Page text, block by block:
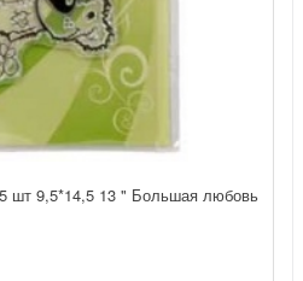
шт 9,5*14,5 13 " Большая любовь